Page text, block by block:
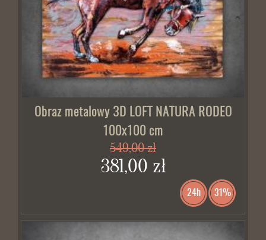
Obraz metalowy 3D LOFT NATURA RODEO
100x100 cm
549,00 zł
381,00 zł
24h 31%